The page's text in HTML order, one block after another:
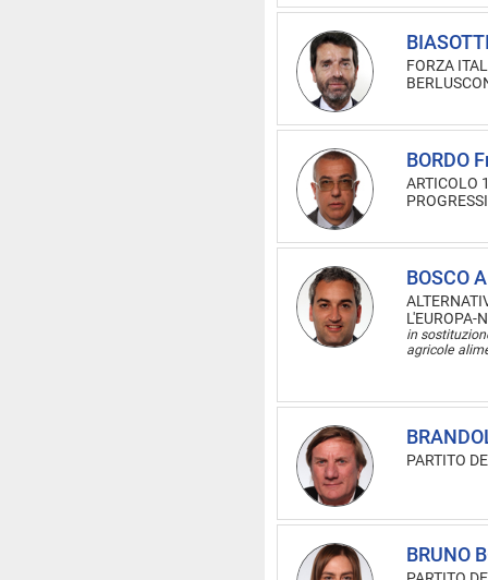
FORZA
BORDO
ARTICOLO
BOSCO
L'EUROPA-
in
agricole
PARTITO
BRUNO